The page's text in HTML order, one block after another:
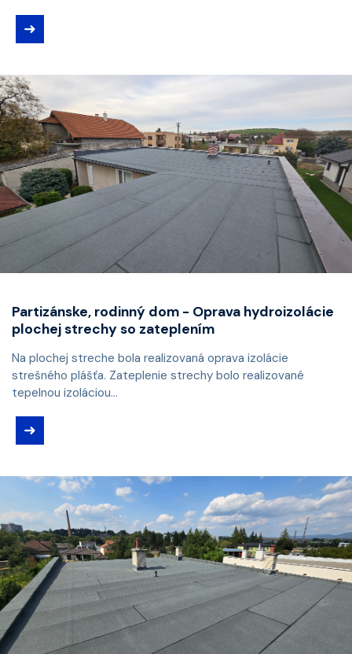
➜
Partizánske, rodinný dom - Oprava hydroizolácie
plochej strechy so zateplením
Na plochej streche bola realizovaná oprava izolácie
strešného plášťa. Zateplenie strechy bolo realizované
tepelnou izoláciou...
➜